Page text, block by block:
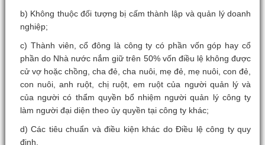
b) Không thuộc đối tượng bị cấm thành lập và quản lý doanh
nghiệp;
c) Thành viên, cổ đông là công ty có phần vốn góp hay cổ
phần do Nhà nước nắm giữ trên 50% vốn điều lệ không được
cử vợ hoặc chồng, cha đẻ, cha nuôi, mẹ đẻ, mẹ nuôi, con đẻ,
con nuôi, anh ruột, chị ruột, em ruột của người quản lý và
của người có thẩm quyền bổ nhiệm người quản lý công ty
làm người đại diện theo ủy quyền tại công ty khác;
d) Các tiêu chuẩn và điều kiện khác do Điều lệ công ty quy
định.